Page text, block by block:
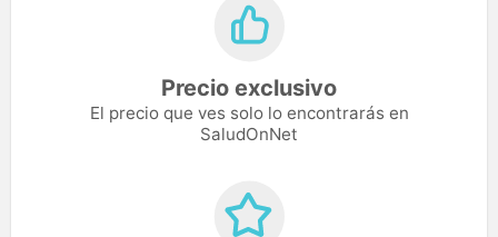
Precio exclusivo
El precio que ves solo lo encontrarás en
SaludOnNet